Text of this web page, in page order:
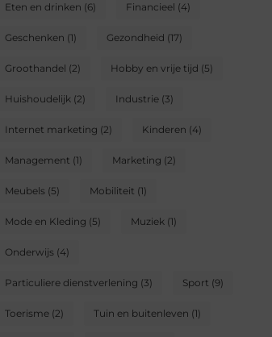
Eten en drinken (6) Financieel (4)
Geschenken (1) Gezondheid (17)
Groothandel (2) Hobby en vrije tijd (5)
Huishoudelijk (2) Industrie (3)
Internet marketing (2) Kinderen (4)
Management (1) Marketing (2)
Meubels (5) Mobiliteit (1)
Mode en Kleding (5) Muziek (1)
Onderwijs (4)
Particuliere dienstverlening (3) Sport (9)
Toerisme (2) Tuin en buitenleven (1)